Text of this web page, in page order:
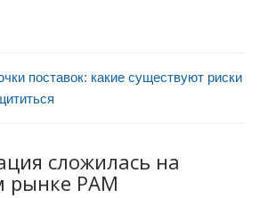
поставок: какие существуют риски
сложилась на
рынке PAM